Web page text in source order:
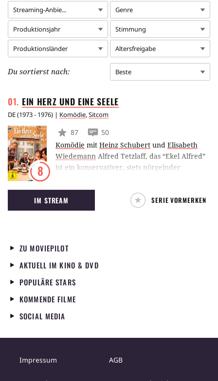
Streaming-Anbie... Genre
Produktionsjahr Stimmung
Produktionsländer Altersfreigabe
Du sortierst nach: Beste
EIN HERZ UND EINESEELE
DE(1973 - 1976) | Komödie,Sitcom
8
87
50
Komödie mit Heinz Schubert und Elisabeth
Wiedemann Alfred Tetzlaff, das “Ekel Alfred”
ist ein konservativer, stets nörgelnder
Spießbürgers. Seine einfältige Frau Else hat da
wenig zu lachen. Zum Haushalt der Bochumer
Familie gehören noch Tochter Rita und der
“Sozi” beschimpft. Als permanent nörgelndes
für Unterhaltung auf dem Bildschirm und
landete mit manch einer Schlagzeile in der
IM STREAM SERIE VORMERKEN
ZU MOVIEPILOT
AKTUELL IM KINO & DVD
POPULÄRE STARS
KOMMENDE FILME
SOCIAL MEDIA
Impressum AGB